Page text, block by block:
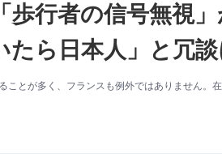
歩行者の信号無視
たら日本人」と冗
ことが多く、フランスも例外ではありません。